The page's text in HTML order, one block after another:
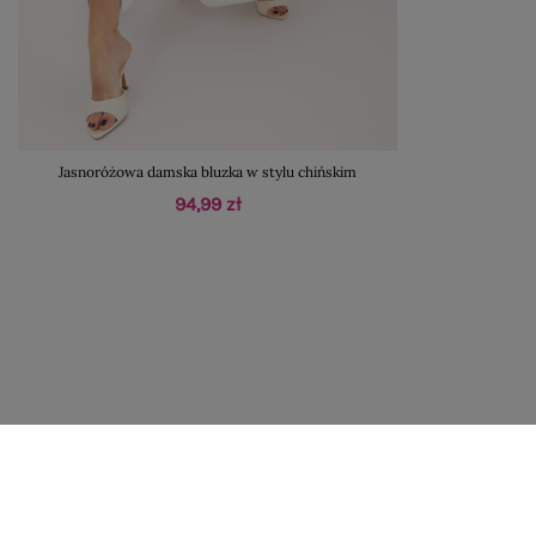
Jasnoróżowa damska bluzka w stylu chińskim
94,99 zł